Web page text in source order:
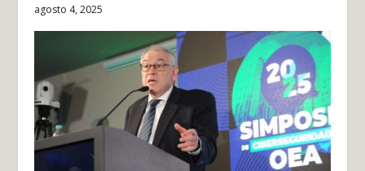
agosto 4, 2025